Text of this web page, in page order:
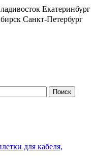
Екатеринбург
Санкт-Петербург
для кабеля,